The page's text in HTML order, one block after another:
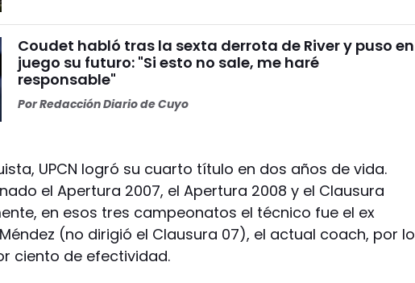
Coudet habló tras la sexta derrota de River y puso en
juego su futuro: "Si esto no sale, me haré
responsable"
PorRedacción Diario de Cuyo
UPCN logró su cuarto título en dos años de vida.
el Apertura 2007, el Apertura 2008 y el Clausura
en esos tres campeonatos el técnico fue el ex
(no dirigió el Clausura 07), el actual coach, por lo
ciento de efectividad.